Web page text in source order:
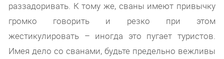
раззадоривать. К тому же, сваны имеют привычку
громко говорить и резко при этом
жестикулировать – иногда это пугает туристов.
Имея дело со сванами, будьте предельно вежливы